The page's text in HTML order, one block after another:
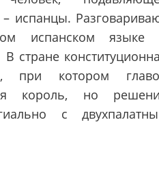
испанцы.
испанском языке
стране
при котором
король, но
с